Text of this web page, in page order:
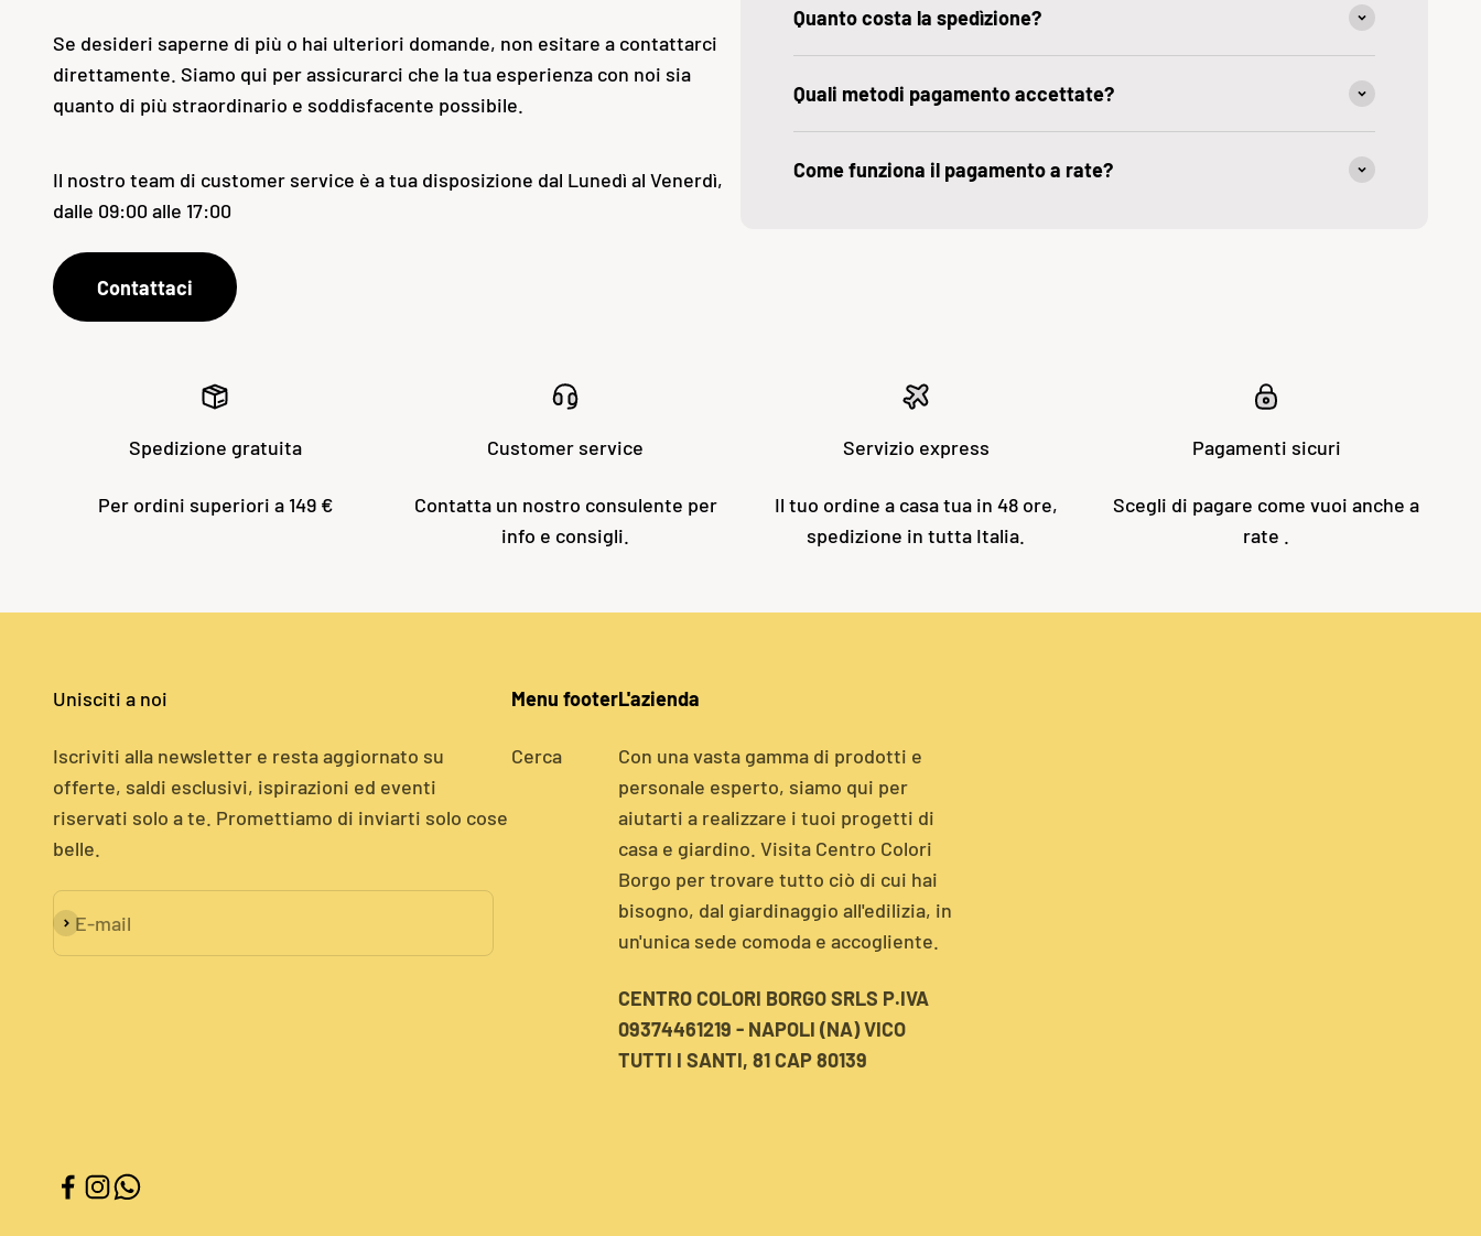
Se desideri saperne di più o hai ulteriori domande, non esitare a contattarci
direttamente. Siamo qui per assicurarci che la tua esperienza con noi sia
quanto di più straordinario e soddisfacente possibile.
Il nostro team di customer service è a tua disposizione dal Lunedì al Venerdì,
dalle 09:00 alle 17:00
Contattaci
Quanto costa la spedìzione?
Quali metodi pagamento accettate?
Come funziona il pagamento a rate?
Spedizione gratuita
Per ordini superiori a 149 €
Customer service
Contatta un nostro consulente per
info e consigli.
Servizio express
Il tuo ordine a casa tua in 48 ore,
spedizione in tutta Italia.
Pagamenti sicuri
Scegli di pagare come vuoi anche a
rate .
Unisciti a noi
Iscriviti alla newsletter e resta aggiornato su
offerte, saldi esclusivi, ispirazioni ed eventi
riservati solo a te. Promettiamo di inviarti solo cose
belle.
E-mail
Iscriviti alla newsletter
Menu footer
Cerca
L'azienda
Con una vasta gamma di prodotti e
personale esperto, siamo qui per
aiutarti a realizzare i tuoi progetti di
casa e giardino. Visita Centro Colori
Borgo per trovare tutto ciò di cui hai
bisogno, dal giardinaggio all'edilizia, in
un'unica sede comoda e accogliente.
CENTRO COLORI BORGO SRLS P.IVA
09374461219 - NAPOLI (NA) VICO
TUTTI I SANTI, 81 CAP 80139